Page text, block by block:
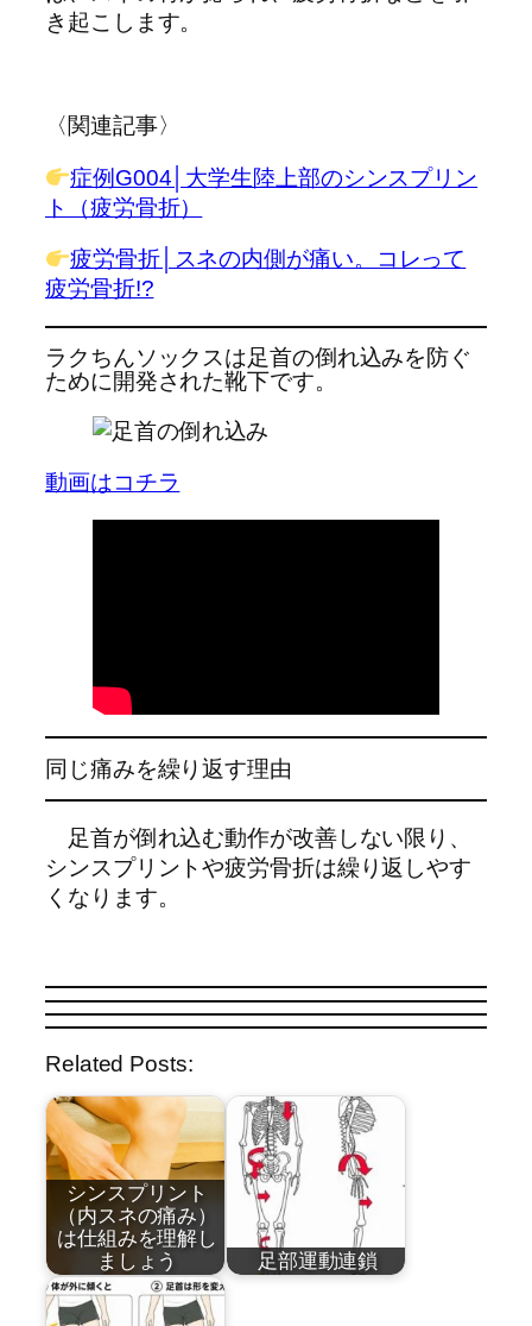
き起こします。
〈関連記事〉
症例G004│大学生陸上部のシンスプリン
ト（疲労骨折）
疲労骨折│スネの内側が痛い。コレって
疲労骨折!?
ラクちんソックスは足首の倒れ込みを防ぐ
ために開発された靴下です。
動画はコチラ
同じ痛みを繰り返す理由
足首が倒れ込む動作が改善しない限り、
シンスプリントや疲労骨折は繰り返しやす
くなります。
Related Posts:
シンスプリント
（内スネの痛み）
は仕組みを理解し
ましょう
by
近藤祐司
足部運動連鎖